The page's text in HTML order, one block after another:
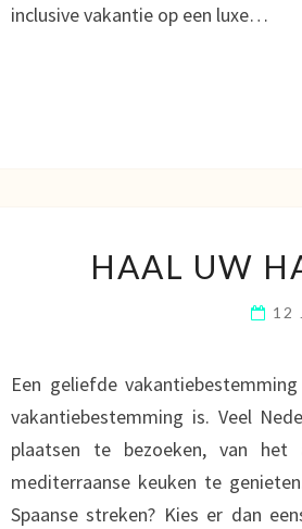
inclusive vakantie op een luxe…
HAAL UW
12
Een geliefde
vakantiebestemming is. Veel
plaatsen te bezoeken, van
mediterraanse keuken te
Spaanse streken? Kies er dan